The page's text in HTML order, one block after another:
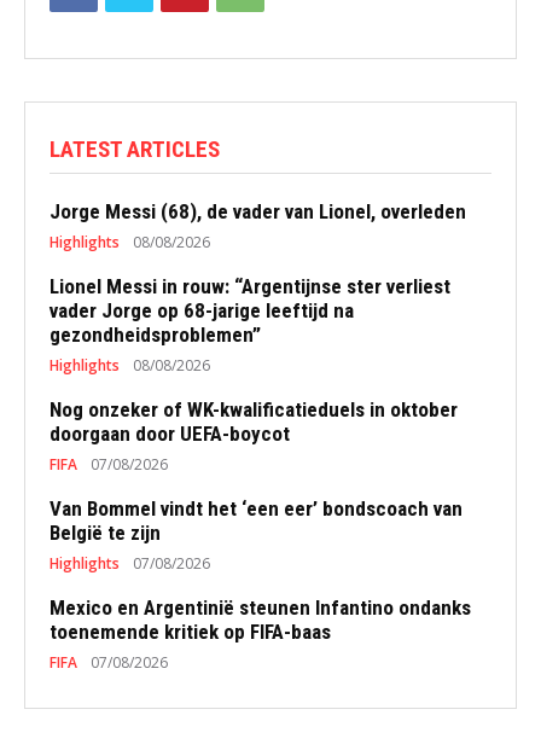
LATEST ARTICLES
Jorge Messi (68), de vader van Lionel, overleden
Highlights 08/08/2026
Lionel Messi in rouw: “Argentijnse ster verliest
vader Jorge op 68-jarige leeftijd na
gezondheidsproblemen”
Highlights 08/08/2026
Nog onzeker of WK-kwalificatieduels in oktober
doorgaan door UEFA-boycot
FIFA 07/08/2026
Van Bommel vindt het ‘een eer’ bondscoach van
België te zijn
Highlights 07/08/2026
Mexico en Argentinië steunen Infantino ondanks
toenemende kritiek op FIFA-baas
FIFA 07/08/2026